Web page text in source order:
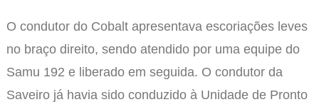
O condutor do Cobalt apresentava escoriações leves
no braço direito, sendo atendido por uma equipe do
Samu 192 e liberado em seguida. O condutor da
Saveiro já havia sido conduzido à Unidade de Pronto